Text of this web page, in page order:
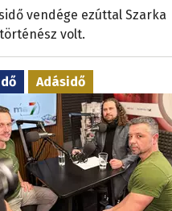
vendége ezúttal Szarka
volt.
Adásidő